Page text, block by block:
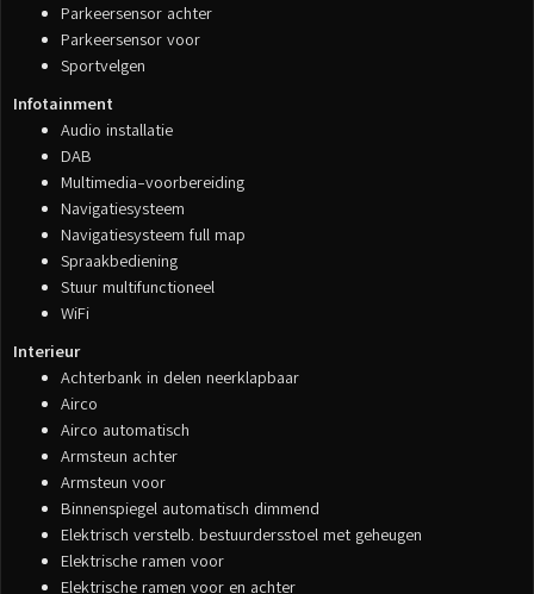
Parkeersensor achter
Parkeersensor voor
Sportvelgen
Infotainment
Audio installatie
DAB
Multimedia-voorbereiding
Navigatiesysteem
Navigatiesysteem full map
Spraakbediening
Stuur multifunctioneel
WiFi
Interieur
Achterbank in delen neerklapbaar
Airco
Airco automatisch
Armsteun achter
Armsteun voor
Binnenspiegel automatisch dimmend
Elektrisch verstelb. bestuurdersstoel met geheugen
Elektrische ramen voor
Elektrische ramen voor en achter